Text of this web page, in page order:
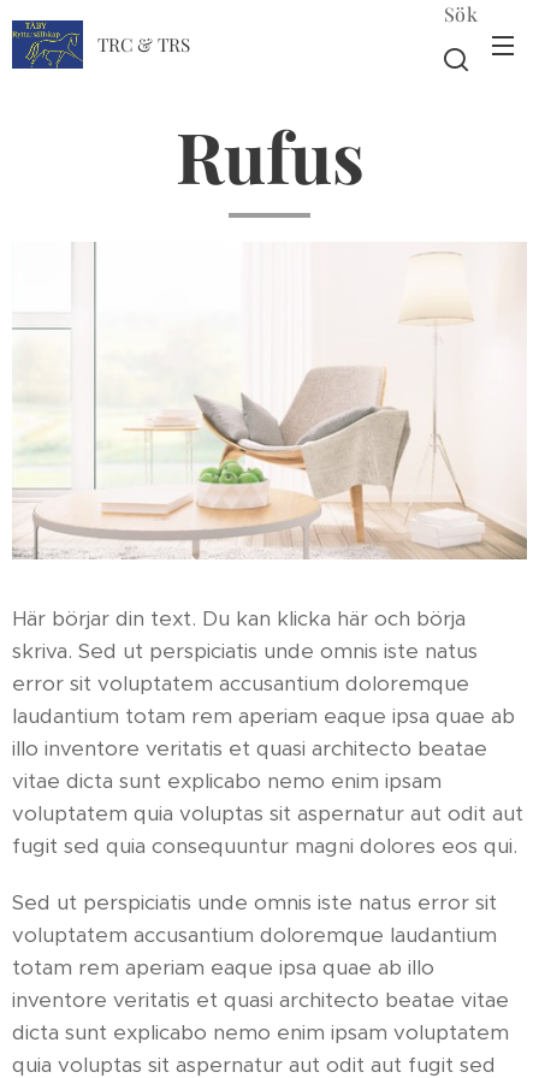
TRC & TRS
Sök
Rufus
Här börjar din text. Du kan klicka här och börja
skriva. Sed ut perspiciatis unde omnis iste natus
error sit voluptatem accusantium doloremque
laudantium totam rem aperiam eaque ipsa quae ab
illo inventore veritatis et quasi architecto beatae
vitae dicta sunt explicabo nemo enim ipsam
voluptatem quia voluptas sit aspernatur aut odit aut
fugit sed quia consequuntur magni dolores eos qui.
Sed ut perspiciatis unde omnis iste natus error sit
voluptatem accusantium doloremque laudantium
totam rem aperiam eaque ipsa quae ab illo
inventore veritatis et quasi architecto beatae vitae
dicta sunt explicabo nemo enim ipsam voluptatem
quia voluptas sit aspernatur aut odit aut fugit sed